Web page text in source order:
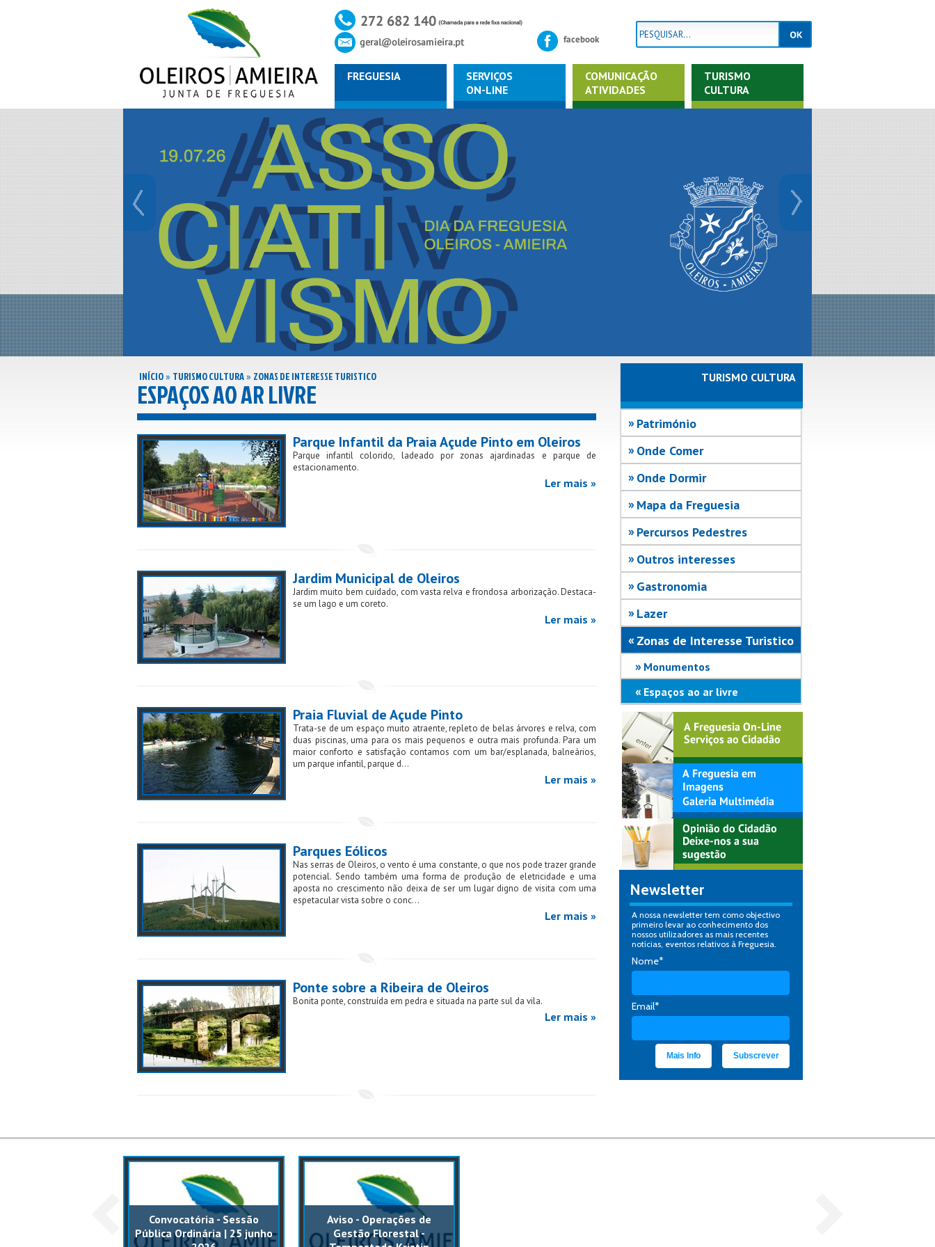
FREGUESIA
SERVIÇOS
ON-LINE
COMUNICAÇÃO
ATIVIDADES
TURISMO
CULTURA
INÍCIO» TURISMO CULTURA» ZONAS DE INTERESSE TURISTICO
ESPAÇOS AO AR LIVRE
Parque Infantil da Praia Açude Pinto em Oleiros
Parque infantil colorido, ladeado por zonas ajardinadas e parque de
estacionamento.
Ler mais »
Jardim Municipal de Oleiros
Jardim muito bem cuidado, com vasta relva e frondosa arborização. Destaca-
se um lago e um coreto.
Ler mais »
Praia Fluvial de Açude Pinto
Trata-se de um espaço muito atraente, repleto de belas árvores e relva, com
duas piscinas, uma para os mais pequenos e outra mais profunda. Para um
maior conforto e satisfação contamos com um bar/esplanada, balneários,
um parque infantil, parque d...
Ler mais »
Parques Eólicos
Nas serras de Oleiros, o vento é uma constante, o que nos pode trazer grande
potencial. Sendo também uma forma de produção de eletricidade e uma
aposta no crescimento não deixa de ser um lugar digno de visita com uma
espetacular vista sobre o conc...
Ler mais »
Ponte sobre a Ribeira de Oleiros
Bonita ponte, construída em pedra e situada na parte sul da vila.
Ler mais »
TURISMO CULTURA
Património
Onde Comer
Onde Dormir
Mapa da Freguesia
Percursos Pedestres
Outros interesses
Gastronomia
Lazer
Zonas de Interesse Turistico
Monumentos
Espaços ao ar livre
Newsletter
A nossa newsletter tem como objectivo
primeiro levar ao conhecimento dos
nossos utilizadores as mais recentes
notícias, eventos relativos à Freguesia.
Nome*
Email*
Convocatória - Sessão
Pública Ordinária | 25 junho
Aviso - Operações de
Gestão Florestal -